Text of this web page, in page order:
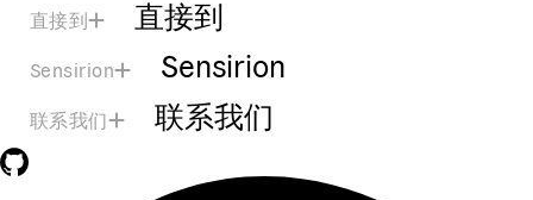
直接到
直接到
Sensirion Sensirion
联系我们 联系我们